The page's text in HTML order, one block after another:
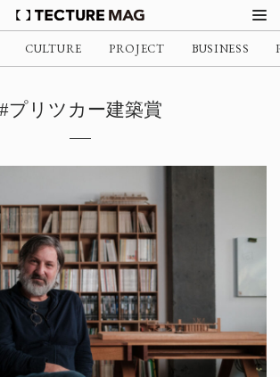
CULTURE PROJECT BUSINESS
#プリツカー建築賞